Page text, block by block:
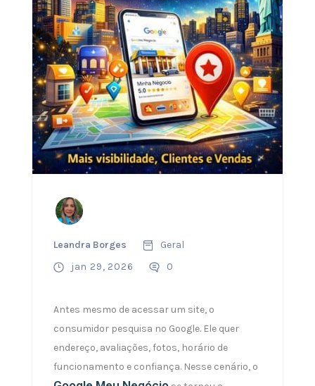
Leandra Borges
Geral
jan 29, 2026
0
Antes mesmo de acessar um site, o
consumidor pesquisa no Google. Ele quer
endereço, avaliações, fotos, horário de
funcionamento e confiança. Nesse cenário, o